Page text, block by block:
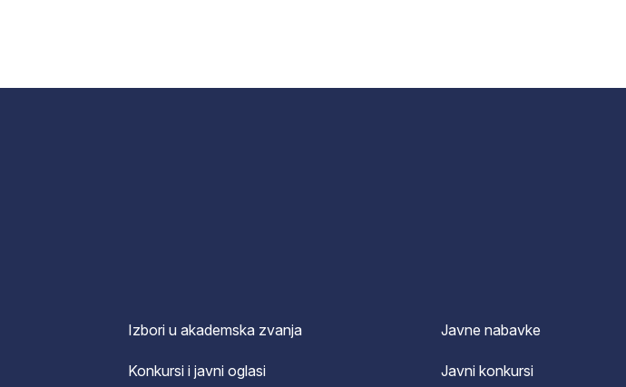
Izbori u akademska zvanja
Konkursi i javni oglasi
Javne nabavke
Javni konkursi